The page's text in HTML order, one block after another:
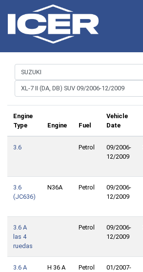
Engine
Type
Engine Fuel
Vehicle
Date
3.6 Petrol
09/2006-
12/2009
3.6
(JC636)
N36A Petrol
09/2006-
12/2009
3.6 A
las 4
ruedas
Petrol
09/2006-
12/2009
3.6 A
H 36 A Petrol
01/2007-